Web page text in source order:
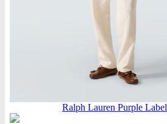
Ralph Lauren Purple Label